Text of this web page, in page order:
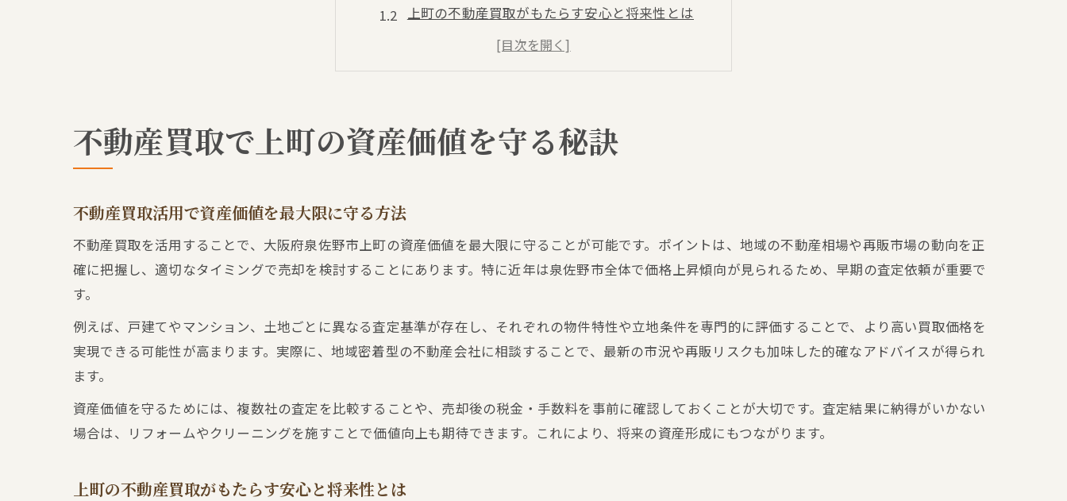
上町の不動産買取がもたらす安心と将来性とは
資産維持に役立つ不動産買取の専門的ポイント
不動産買取選択で失敗しないための注意点
泉佐野市上町における不動産査定の現場から
不動産買取査定の現場で見逃せないチェック項目
現場目線で解説する不動産買取査定の流れ
納得できる不動産買取査定を受けるコツとは
不動産買取で高値を引き出すための戦略と工夫
上町での不動産買取時に高値を狙うポイント
高値売却を実現するための不動産買取活用術
失敗しない不動産買取交渉のポイントを解説
不動産買取で上町の資産価値を守る秘訣
不動産買取活用で資産価値を最大限に守る方法
不動産買取を活用することで、大阪府泉佐野市上町の資産価値を最大限に守ることが可能です。ポイントは、地域の不動産相場や再販市場の動向を正
確に把握し、適切なタイミングで売却を検討することにあります。特に近年は泉佐野市全体で価格上昇傾向が見られるため、早期の査定依頼が重要で
す。
例えば、戸建てやマンション、土地ごとに異なる査定基準が存在し、それぞれの物件特性や立地条件を専門的に評価することで、より高い買取価格を
実現できる可能性が高まります。実際に、地域密着型の不動産会社に相談することで、最新の市況や再販リスクも加味した的確なアドバイスが得られ
ます。
資産価値を守るためには、複数社の査定を比較することや、売却後の税金・手数料を事前に確認しておくことが大切です。査定結果に納得がいかない
場合は、リフォームやクリーニングを施すことで価値向上も期待できます。これにより、将来の資産形成にもつながります。
上町の不動産買取がもたらす安心と将来性とは